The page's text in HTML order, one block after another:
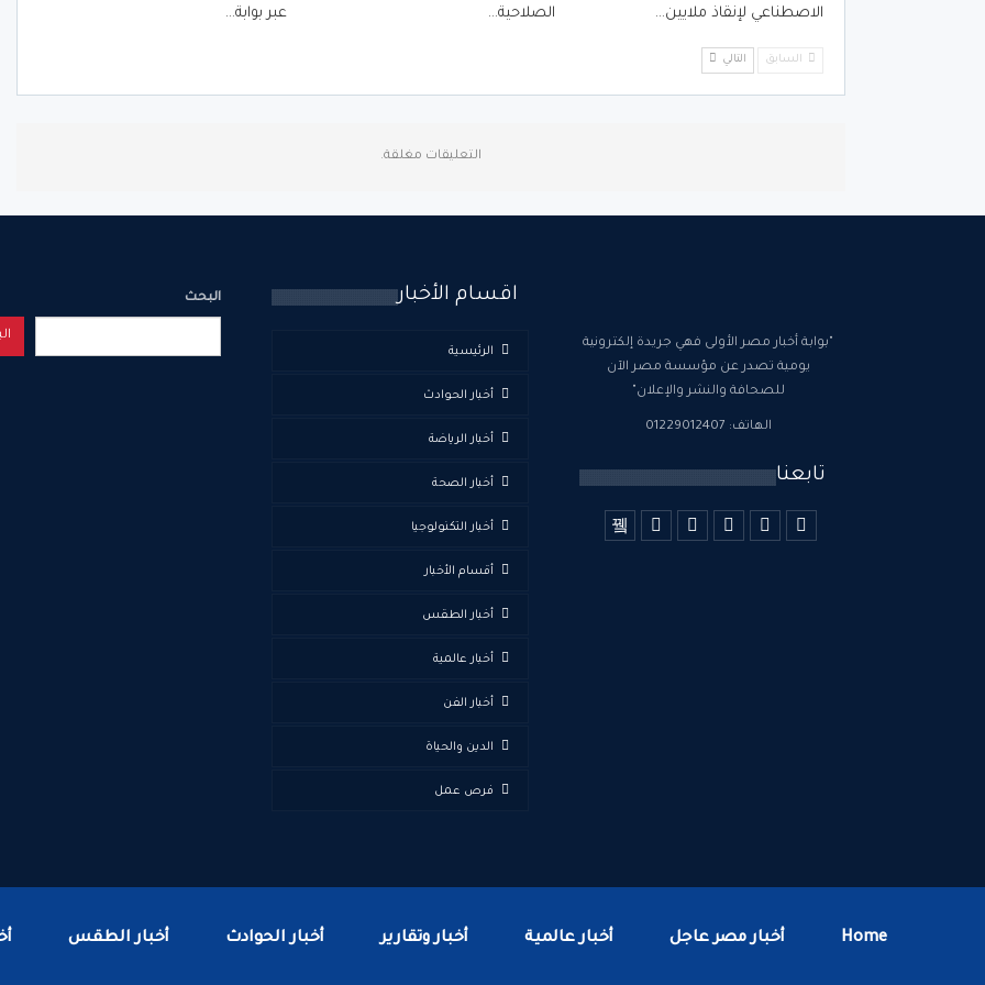
الاصطناعي لإنقاذ ملايين… الصلاحية… عبر بوابة…
السابق التالي
التعليقات مغلقة.
"بوابة أخبار مصر الأولى فهي جريدة إلكترونية
يومية تصدر عن مؤسسة مصر الآن
للصحافة والنشر والإعلان"
الهاتف: 01229012407
تابعنا
اقسام الأخبار
الرئيسية
أخبار الحوادث
أخبار الرياضة
أخبار الصحة
أخبار التكنولوجيا
أقسام الأخبار
أخبار الطقس
أخبار عالمية
أخبار الفن
الدين والحياة
فرص عمل
البحث
Home أخبار مصر عاجل أخبار عالمية أخبار وتقارير أخبار الحوادث أخبار الطقس